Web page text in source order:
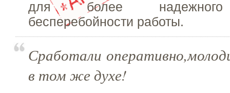
для более надежного
бесперебойности работы.
Сработали
в том же духе!